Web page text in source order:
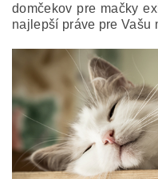
domčekov pre mačky
najlepší práve pre Vašu